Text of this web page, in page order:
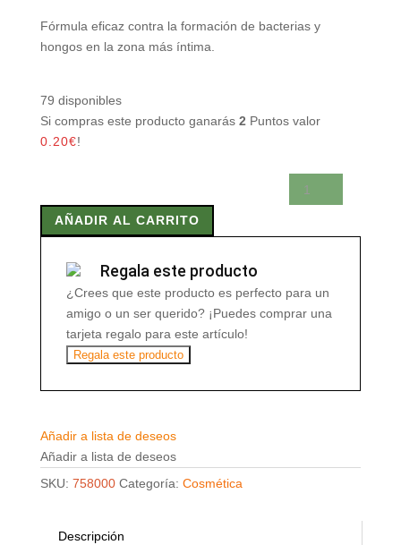
Fórmula eficaz contra la formación de bacterias y
hongos en la zona más íntima.
79 disponibles
Si compras este producto ganarás 2 Puntos valor
0.20€!
INTIMO
cantidad
AÑADIR AL CARRITO
Regala este producto
¿Crees que este producto es perfecto para un
amigo o un ser querido? ¡Puedes comprar una
tarjeta regalo para este artículo!
Regala este producto
Añadir a lista de deseos
Añadir a lista de deseos
SKU: 758000 Categoría: Cosmética
Descripción